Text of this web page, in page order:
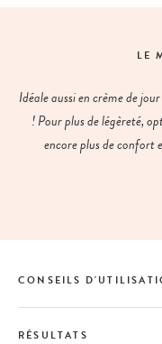
LE
Idéale aussi en crème de
! Pour plus de légèreté,
encore plus de confort
CONSEILS
RÉSULTATS